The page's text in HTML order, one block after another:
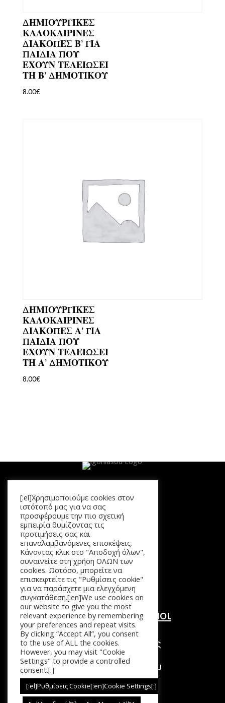
ΔΗΜΙΟΥΡΓΙΚΕΣ
ΚΑΛΟΚΑΙΡΙΝΕΣ
ΔΙΑΚΟΠΕΣ Β’ ΓΙΑ
ΠΑΙΔΙΑ ΠΟΥ
ΕΧΟΥΝ ΤΕΛΕΙΩΣΕΙ
ΤΗ Β’ ΔΗΜΟΤΙΚΟΥ
8.00€
ΔΗΜΙΟΥΡΓΙΚΕΣ
ΚΑΛΟΚΑΙΡΙΝΕΣ
ΔΙΑΚΟΠΕΣ Α’ ΓΙΑ
ΠΑΙΔΙΑ ΠΟΥ
ΕΧΟΥΝ ΤΕΛΕΙΩΣΕΙ
ΤΗ Α’ ΔΗΜΟΤΙΚΟΥ
8.00€
Μενού
Αρχική
Προϊόντα
Καλάθι
Επικοινωνία
Χρήσιμοι Σύνδεσμοι
Τόποι Πληρωμής
Τρόποι Επιστροφής
Τρόποι Αποστολής
Πολιτική Απορρήτου
Όροι Χρήσης
[:el]Χρησιμοποιούμε cookies στον
ιστότοπό μας για να σας
προσφέρουμε την πιο σχετική
εμπειρία θυμίζοντας τις
προτιμήσεις σας και
επαναλαμβανόμενες επισκέψεις.
Κάνοντας κλικ στο "Αποδοχή όλων",
συναινείτε στη χρήση ΟΛΩΝ των
cookies. Ωστόσο, μπορείτε να
επισκεφτείτε τις "Ρυθμίσεις cookie"
για να παράσχετε μια ελεγχόμενη
συγκατάθεση.[:en]We use cookies on
our website to give you the most
relevant experience by remembering
your preferences and repeat visits.
By clicking “Accept All”, you consent
to the use of ALL the cookies.
However, you may visit "Cookie
Settings" to provide a controlled
consent.[:]
[:el]Ρυθμίσεις Cookie[:en]Cookie Settings[:]